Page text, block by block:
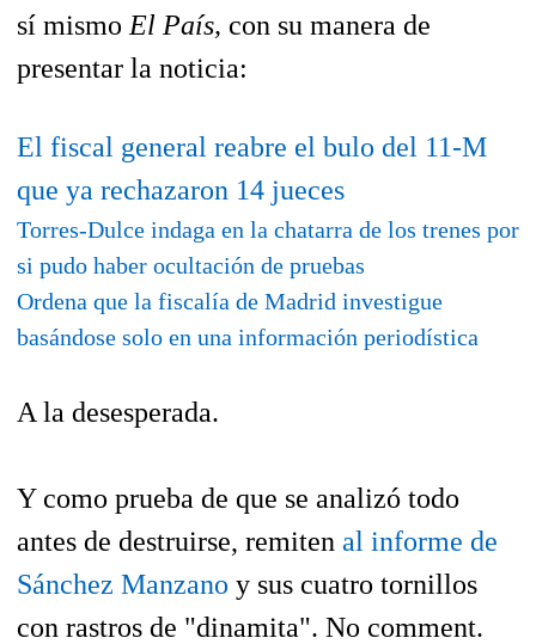
sí mismo El País, con su manera de
presentar la noticia:
El fiscal general reabre el bulo del 11-M
que ya rechazaron 14 jueces
Torres-Dulce indaga en la chatarra de los trenes por
si pudo haber ocultación de pruebas
Ordena que la fiscalía de Madrid investigue
basándose solo en una información periodística
A la desesperada.
Y como prueba de que se analizó todo
antes de destruirse, remiten al informe de
Sánchez Manzano y sus cuatro tornillos
con rastros de "dinamita". No comment.